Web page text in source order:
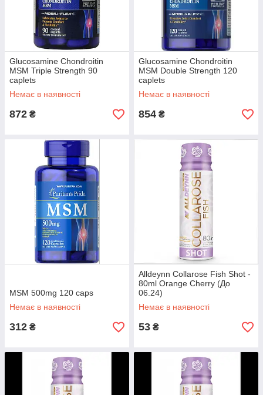
Glucosamine Chondroitin
MSM Triple Strength 90
caplets
Немає в наявності
872 ₴
Glucosamine Chondroitin
MSM Double Strength 120
caplets
Немає в наявності
854 ₴
MSM 500mg 120 caps
Немає в наявності
312 ₴
Alldeynn Collarose Fish Shot -
80ml Orange Cherry (До
06.24)
Немає в наявності
53 ₴